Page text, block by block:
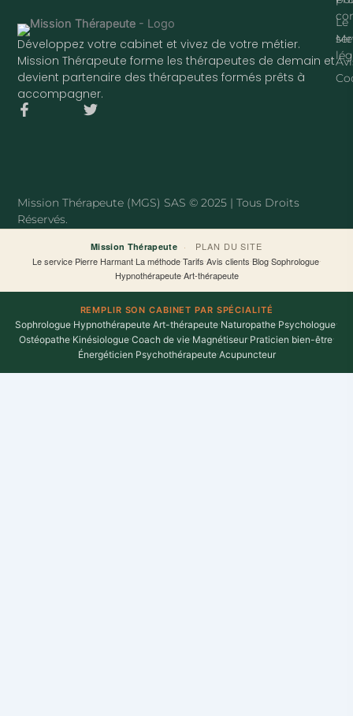
Développez votre cabinet et vivez de votre métier.
Mission Thérapeute forme les thérapeutes de demain et
devient partenaire des thérapeutes formés prêts à
accompagner.
F
k
-
T
Le
Mission Thérapeute (MGS) SAS © 2025 | Tous Droits
Réservés.
Mission Thérapeute ·
PLAN DU SITE
Le service·Pierre Harmant·La méthode·Tarifs·Avis clients·Blog·Sophrologue·
Hypnothérapeute·Art-thérapeute
REMPLIR SON CABINET PAR SPÉCIALITÉ
Sophrologue·Hypnothérapeute·Art-thérapeute·Naturopathe·Psychologue·
Ostéopathe·Kinésiologue·Coach de vie·Magnétiseur·Praticien bien-être·
Énergéticien·Psychothérapeute·Acupuncteur